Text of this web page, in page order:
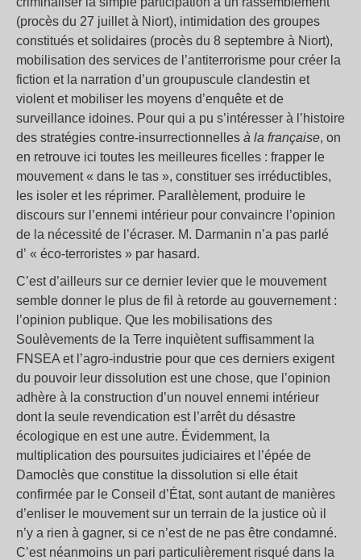
(procès du 27 juillet à Niort), intimidation des groupes
constitués et solidaires (procès du 8 septembre à Niort),
mobilisation des services de l’antiterrorisme pour créer la
fiction et la narration d’un groupuscule clandestin et
violent et mobiliser les moyens d’enquête et de
surveillance idoines. Pour qui a pu s’intéresser à l’histoire
des stratégies contre-insurrectionnelles à la française, on
en retrouve ici toutes les meilleures ficelles : frapper le
mouvement « dans le tas », constituer ses irréductibles,
les isoler et les réprimer. Parallèlement, produire le
discours sur l’ennemi intérieur pour convaincre l’opinion
de la nécessité de l’écraser. M. Darmanin n’a pas parlé
d’ « éco-terroristes » par hasard.
C’est d’ailleurs sur ce dernier levier que le mouvement
semble donner le plus de fil à retorde au gouvernement :
l’opinion publique. Que les mobilisations des
Soulèvements de la Terre inquiètent suffisamment la
FNSEA et l’agro-industrie pour que ces derniers exigent
du pouvoir leur dissolution est une chose, que l’opinion
adhère à la construction d’un nouvel ennemi intérieur
dont la seule revendication est l’arrêt du désastre
écologique en est une autre. Évidemment, la
multiplication des poursuites judiciaires et l’épée de
Damoclès que constitue la dissolution si elle était
confirmée par le Conseil d’État, sont autant de manières
d’enliser le mouvement sur un terrain de la justice où il
n’y a rien à gagner, si ce n’est de ne pas être condamné.
C’est néanmoins un pari particulièrement risqué dans la